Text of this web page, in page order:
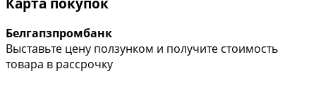
Белгапзпромбанк
Выставьте цену ползунком и получите стоимость
товара в рассрочку